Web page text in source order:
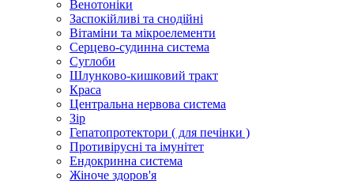
Венотоніки
Заспокійливі та снодійні
Вітаміни та мікроелементи
Серцево-судинна система
Суглоби
Шлунково-кишковий тракт
Краса
Центральна нервова система
Зір
Гепатопротектори ( для печінки )
Противірусні та імунітет
Ендокринна система
Жіноче здоров'я